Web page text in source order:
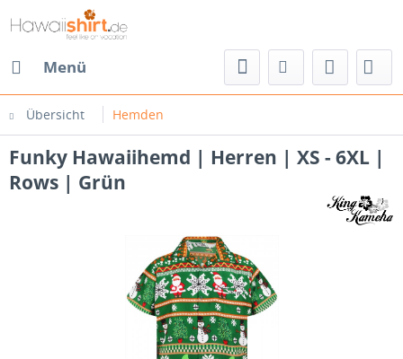
Menü
Übersicht Hemden
Funky Hawaiihemd | Herren | XS - 6XL |
Rows | Grün